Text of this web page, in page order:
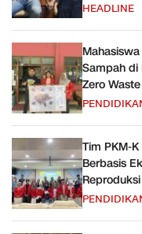
HEADLINE
Sampah di
Zero Waste
Tim PKM-
Berbasis